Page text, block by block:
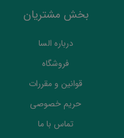
بخش مشتریان
درباره السا
فروشگاه
قوانین و مقررات
حریم خصوصی
تماس با ما